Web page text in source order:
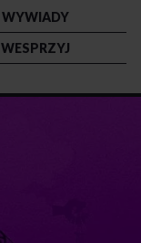
WYWIADY
WESPRZYJ